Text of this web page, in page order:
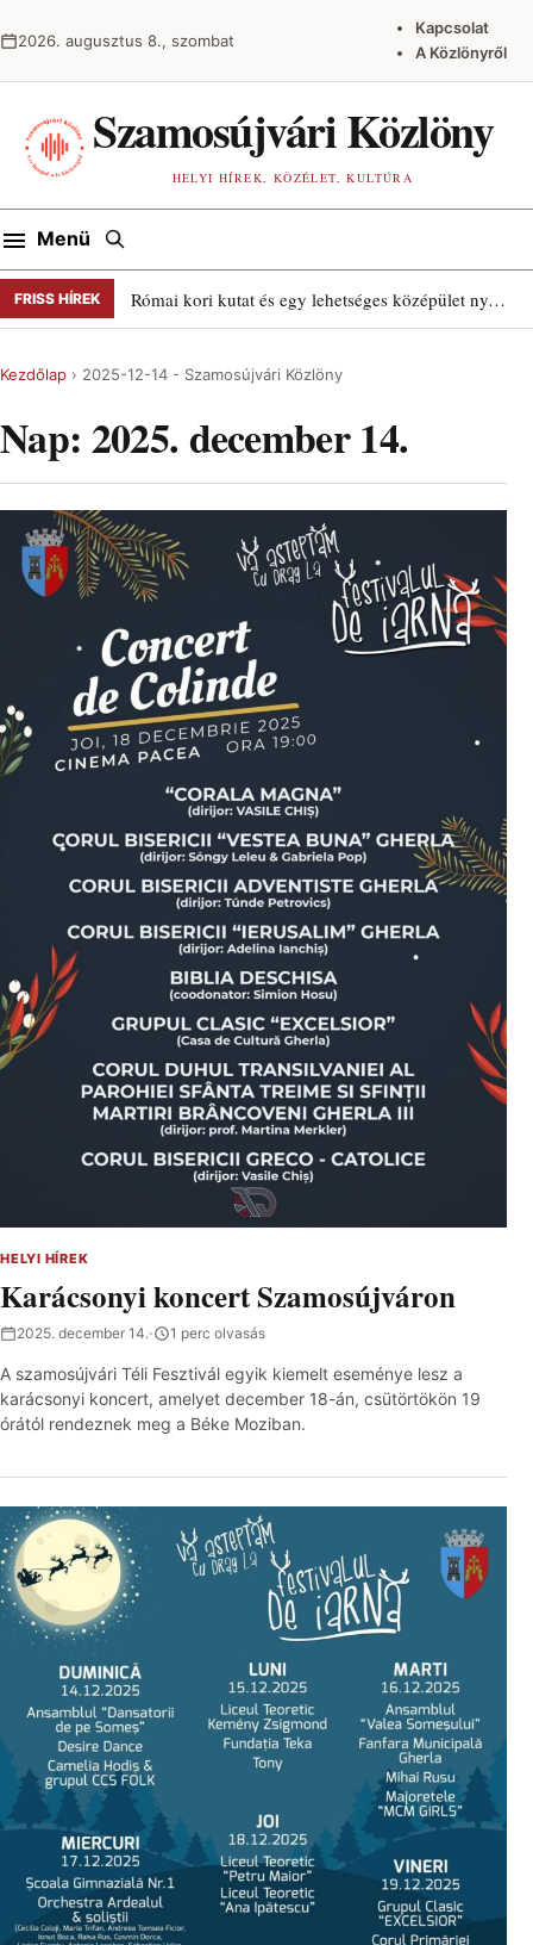
2026. augusztus 8., szombat
Kapcsolat
A Közlönyről
Szamosújvári Közlöny
HELYI HÍREK, KÖZÉLET, KULTÚRA
Menü Keresés
FRISS HÍREK Római kori kutat és egy lehetséges középület nyomait találták Szamosújváron
Kezdőlap › 2025-12-14 - Szamosújvári Közlöny
Nap: 2025. december 14.
HELYI HÍREK
Karácsonyi koncert Szamosújváron
2025. december 14.· 1 perc olvasás
A szamosújvári Téli Fesztivál egyik kiemelt eseménye lesz a
karácsonyi koncert, amelyet december 18-án, csütörtökön 19
órától rendeznek meg a Béke Moziban.